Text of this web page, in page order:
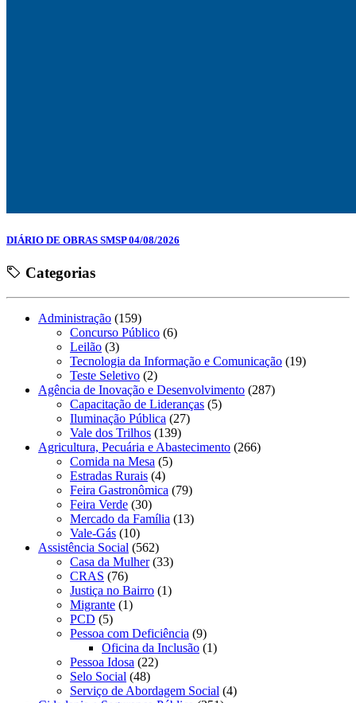
DIÁRIO DE OBRAS SMSP 04/08/2026
Categorias
Administração (159)
Concurso Público (6)
Leilão (3)
Tecnologia da Informação e Comunicação (19)
Teste Seletivo (2)
Agência de Inovação e Desenvolvimento (287)
Capacitação de Lideranças (5)
Iluminação Pública (27)
Vale dos Trilhos (139)
Agricultura, Pecuária e Abastecimento (266)
Comida na Mesa (5)
Estradas Rurais (4)
Feira Gastronômica (79)
Feira Verde (30)
Mercado da Família (13)
Vale-Gás (10)
Assistência Social (562)
Casa da Mulher(33)
CRAS (76)
Justiça no Bairro (1)
Migrante (1)
PCD (5)
Pessoa com Deficiência (9)
Oficina da Inclusão (1)
Pessoa Idosa (22)
Selo Social (48)
Serviço de Abordagem Social (4)